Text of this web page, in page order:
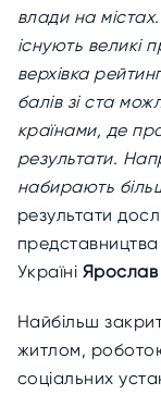
влади на
існують великі
верхівка
балів зі ста
країнами, де
результати.
набирають
результати
Україні
Найбільш
житлом,
соціальних